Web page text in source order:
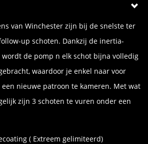
van Winchester zijn bij de snelste ter
up schoten. Dankzij de inertia-
de pomp n elk schot bijna volledig
waardoor je enkel naar voor
nieuwe patroon te kameren. Met wat
zijn 3 schoten te vuren onder een
( Extreem gelimiteerd)